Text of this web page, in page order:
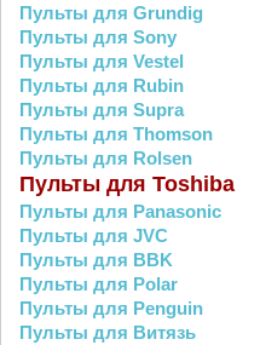
Пульты для Grundig
Пульты для Sony
Пульты для Vestel
Пульты для Rubin
Пульты для Supra
Пульты для Thomson
Пульты для Rolsen
Пульты для Toshiba
Пульты для Panasonic
Пульты для JVC
Пульты для BBK
Пульты для Polar
Пульты для Penguin
Пульты для Витязь